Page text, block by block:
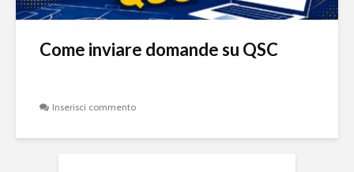
Come inviare domande su QSC
Inserisci commento